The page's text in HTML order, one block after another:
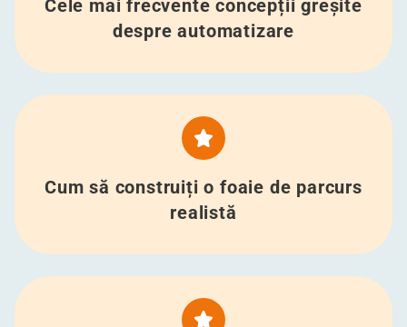
Cele mai frecvente concepții greșite
despre automatizare
Cum să construiți o foaie de parcurs
realistă